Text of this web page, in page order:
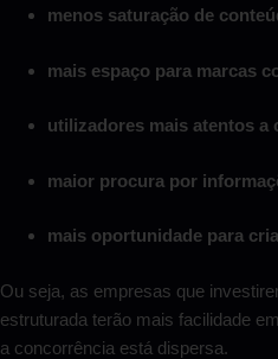
menos saturação de
mais espaço para marcas
utilizadores mais atentos
maior procura por
mais oportunidade para
Ou seja, as empresas que
estruturada terão mais facilidade
a concorrência está dispersa.